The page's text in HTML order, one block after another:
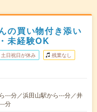
買い物付き添い
未経験OK
土日祝日が休み 残業なし
---分／浜田山駅から---分／井
分